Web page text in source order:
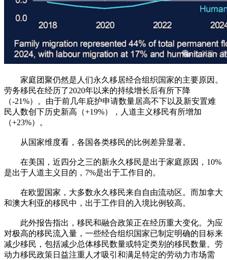
家庭团聚仍然是人们永久移居经合组织国家的主要原因。
劳务移民在经历了2020年以来的持续增长后有所下降
（-21%）。由于前几年庇护申请数量居高不下以及新安置难
民人数创下历史新高（+19%），人道主义移民有所增加
（+23%）。
从国家维度看，各国各类移民的比例差异显著。
在美国，近四分之三的新永久移民是出于家庭原因，10%
是出于人道主义目的，7%是出于工作目的。
在欧盟国家，大多数永久移民来自自由流动区。而加拿大
和澳大利亚的移民中，出于工作目的入境比例较高。
此外报告指出，移民和融合政策正在经历重大变化。为应
对极高的移民流入量，一些经合组织国家已制定明确的目标来
减少移民，包括减少总体移民数量或特定类别的移民数量。劳
动力移民政策日益注重人才吸引和满足特定的劳动力市场需